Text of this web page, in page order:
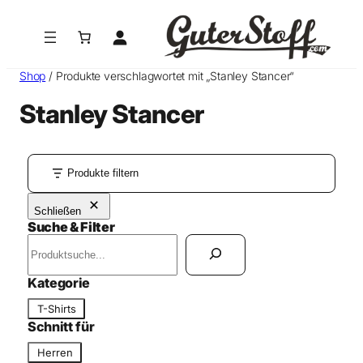
Shop / Produkte verschlagwortet mit „Stanley Stancer“
Stanley Stancer
Produkte filtern
Schließen
Suche & Filter
u
c
h
e
n
Kategorie
a
t
e
T-Shirts
Schnitt für
Herren